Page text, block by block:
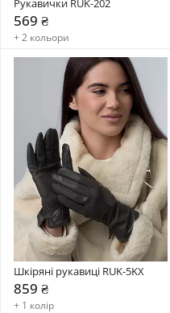
569 ₴
+ 2 кольори
Шкіряні рукавиці RUK-5KX
859 ₴
+ 1 колір